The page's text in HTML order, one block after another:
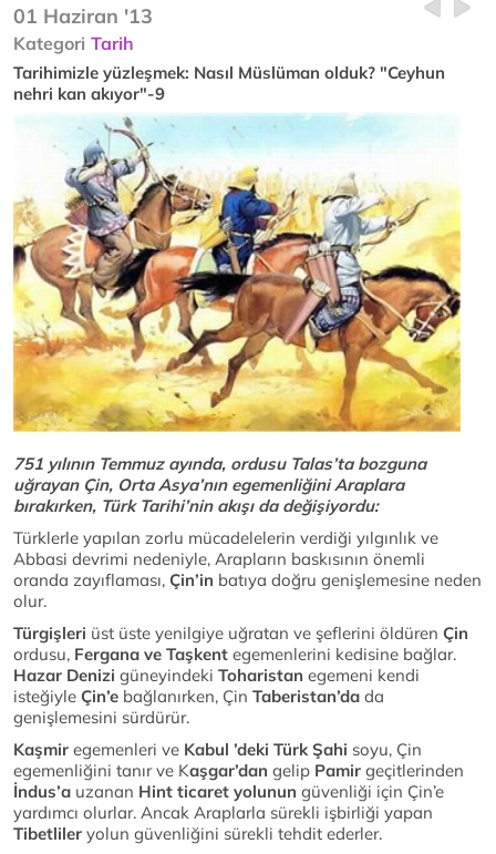
01 Haziran '13
Kategori Tarih
Tarihimizle yüzleşmek: Nasıl Müslüman olduk? "Ceyhun
nehri kan akıyor"-9
751 yılının Temmuz ayında, ordusu Talas’ta bozguna
uğrayan Çin, Orta Asya’nın egemenliğini Araplara
bırakırken, Türk Tarihi’nin akışı da değişiyordu:
Türklerle yapılan zorlu mücadelelerin verdiği yılgınlık ve
Abbasi devrimi nedeniyle, Arapların baskısının önemli
oranda zayıflaması, Çin’in batıya doğru genişlemesine neden
olur.
Türgişleri üst üste yenilgiye uğratan ve şeflerini öldüren Çin
ordusu, Fergana ve Taşkent egemenlerini kedisine bağlar.
Hazar Denizi güneyindeki Toharistan egemeni kendi
isteğiyle Çin’e bağlanırken, Çin Taberistan’da da
genişlemesini sürdürür.
Kaşmir egemenleri ve Kabul ’deki Türk Şahi soyu, Çin
egemenliğini tanır ve Kaşgar’dan gelip Pamir geçitlerinden
İndus’a uzanan Hint ticaret yolunun güvenliği için Çin’e
yardımcı olurlar. Ancak Araplarla sürekli işbirliği yapan
Tibetliler yolun güvenliğini sürekli tehdit ederler.